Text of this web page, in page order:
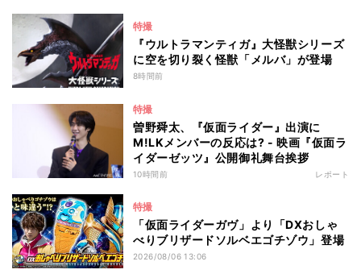
特撮
『ウルトラマンティガ』大怪獣シリーズ
に空を切り裂く怪獣「メルバ」が登場
8時間前
特撮
曽野舜太、『仮面ライダー』出演に
M!LKメンバーの反応は? - 映画『仮面ラ
イダーゼッツ』公開御礼舞台挨拶
10時間前 レポート
特撮
「仮面ライダーガヴ」より「DXおしゃ
べりブリザードソルベエゴチゾウ」登場
2026/08/06 13:06